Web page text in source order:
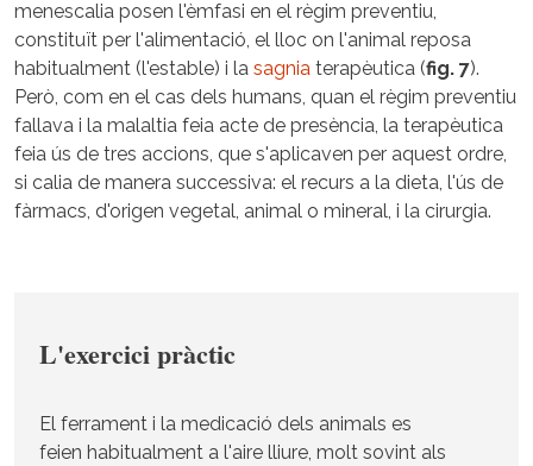
menescalia posen l'èmfasi en el règim preventiu,
constituït per l'alimentació, el lloc on l'animal reposa
habitualment (l'estable) i la sagnia terapèutica (fig. 7).
Però, com en el cas dels humans, quan el règim preventiu
fallava i la malaltia feia acte de presència, la terapèutica
feia ús de tres accions, que s'aplicaven per aquest ordre,
si calia de manera successiva: el recurs a la dieta, l'ús de
fàrmacs, d'origen vegetal, animal o mineral, i la cirurgia.
L'exercici pràctic
El ferrament i la medicació dels animals es
feien habitualment a l'aire lliure, molt sovint als